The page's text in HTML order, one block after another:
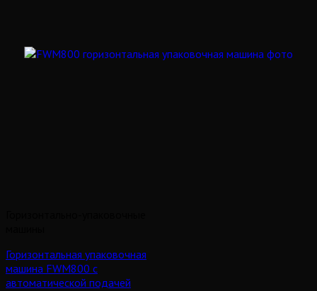
Горизонтальная упаковочная
машина FWM800 с
автоматической подачей